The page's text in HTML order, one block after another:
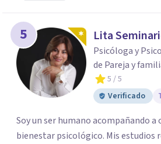
5 Lita
Psicóloga y
de Pareja y
5 / 5
Verificado
Soy un ser humano acompañando
bienestar psicológico. Mis estudios realizados en